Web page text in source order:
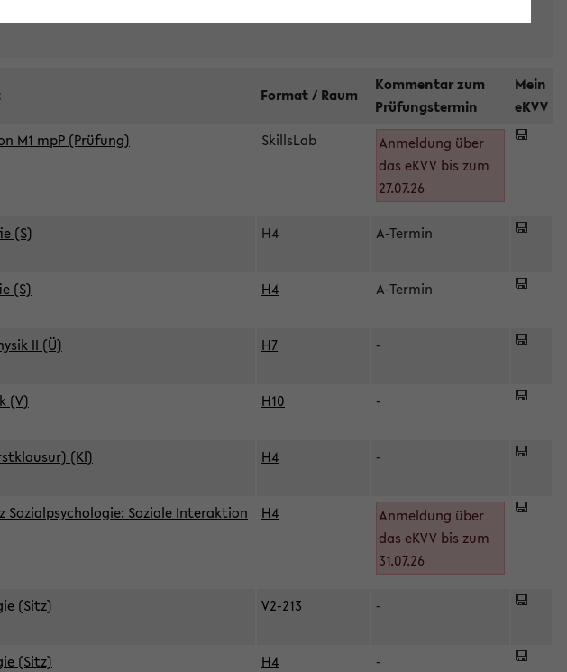
Format / Raum
Kommentar zum
Prüfungstermin
Mein
eKVV
M1 mpP (Prüfung)
SkillsLab
Anmeldung über
das eKVV bis zum
27.07.26
(S) H4 A-Termin
(S) H4 A-Termin
II (Ü) H7 -
(V) H10 -
(Kl) H4 -
Sozialpsychologie: Soziale Interaktion
H4
Anmeldung über
das eKVV bis zum
31.07.26
(Sitz) V2-213 -
(Sitz) H4 -